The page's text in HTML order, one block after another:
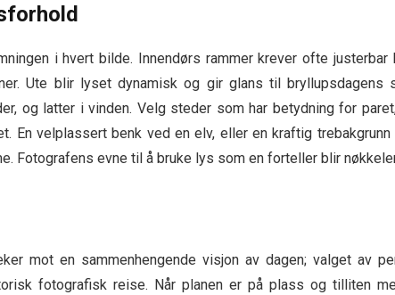
i hvert bilde. Innendørs rammer krever ofte justerbar
Ute blir lyset dynamisk og gir glans til bryllupsdagens
og latter i vinden. Velg steder som har betydning for
En velplassert benk ved en elv, eller en kraftig
Fotografens evne til å bruke lys som en forteller blir
mot en sammenhengende visjon av dagen; valget av
fotografisk reise. Når planen er på plass og tilliten